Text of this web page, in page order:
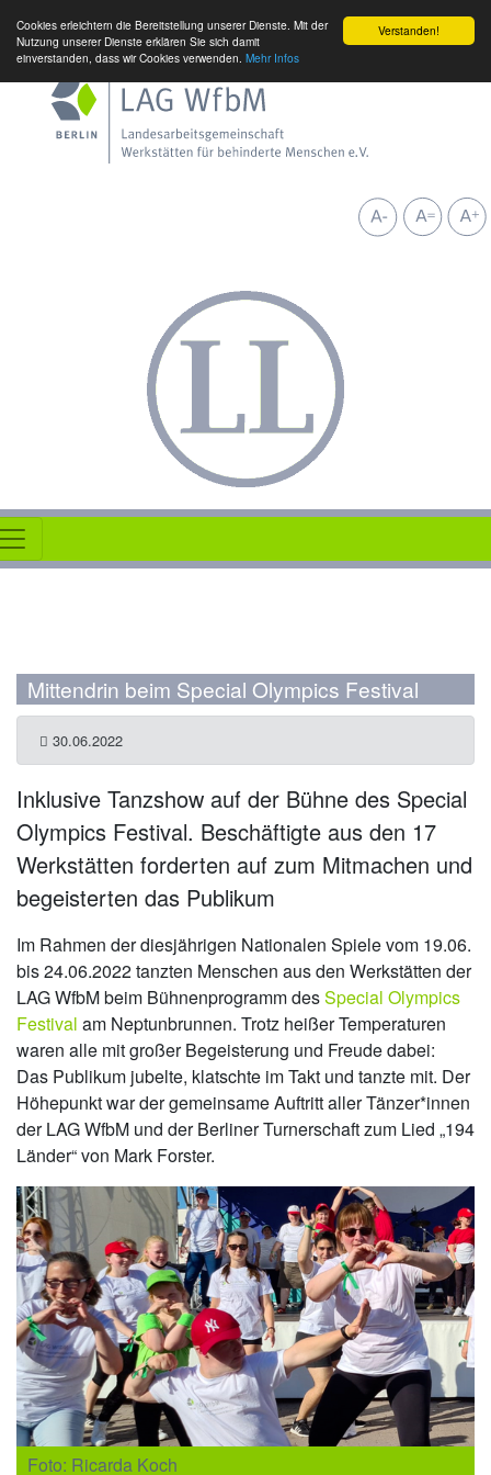
Verstanden!
Cookies erleichtern die Bereitstellung unserer Dienste. Mit der
Nutzung unserer Dienste erklären Sie sich damit
einverstanden, dass wir Cookies verwenden. Mehr Infos
Mittendrin beim Special Olympics Festival
30.06.2022
Inklusive Tanzshow auf der Bühne des Special
Olympics Festival. Beschäftigte aus den 17
Werkstätten forderten auf zum Mitmachen und
begeisterten das Publikum
Im Rahmen der diesjährigen Nationalen Spiele vom 19.06.
bis 24.06.2022 tanzten Menschen aus den Werkstätten der
LAG WfbM beim Bühnenprogramm desSpecial Olympics
Festival am Neptunbrunnen. Trotz heißer Temperaturen
waren alle mit großer Begeisterung und Freude dabei:
Das Publikum jubelte, klatschte im Takt und tanzte mit. Der
Höhepunkt war der gemeinsame Auftritt aller Tänzer*innen
der LAG WfbM und der Berliner Turnerschaft zum Lied „194
Länder“ von Mark Forster.
Foto: Ricarda Koch